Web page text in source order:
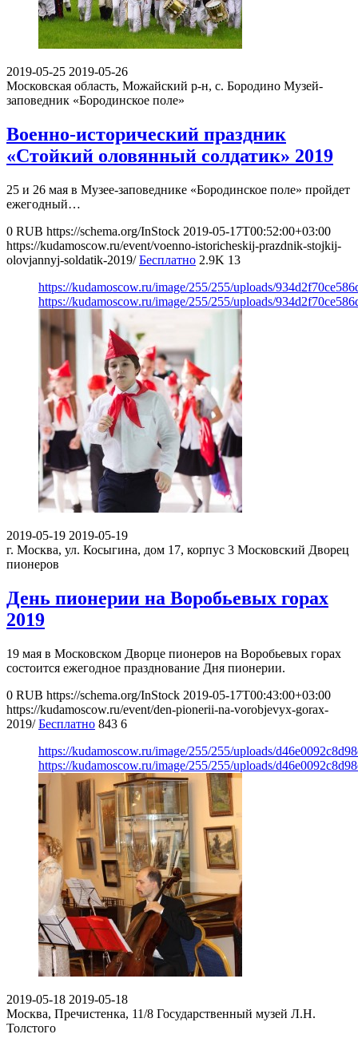
2019-05-25 2019-05-26
Московская область, Можайский р-н, с. Бородино Музей-
заповедник «Бородинское поле»
Военно-исторический праздник
«Стойкий оловянный солдатик» 2019
25 и 26 мая в Музее-заповеднике «Бородинское поле» пройдет
ежегодный…
0 RUB https://schema.org/InStock 2019-05-17T00:52:00+03:00
https://kudamoscow.ru/event/voenno-istoricheskij-prazdnik-stojkij-
olovjannyj-soldatik-2019/ Бесплатно 2.9K 13
https://kudamoscow.ru/image/255/255/uploads/
https://kudamoscow.ru/image/255/255/uploads/
2019-05-19 2019-05-19
г. Москва, ул. Косыгина, дом 17, корпус 3 Московский Дворец
пионеров
День пионерии на Воробьевых горах
2019
19 мая в Московском Дворце пионеров на Воробьевых горах
состоится ежегодное празднование Дня пионерии.
0 RUB https://schema.org/InStock 2019-05-17T00:43:00+03:00
https://kudamoscow.ru/event/den-pionerii-na-vorobjevyx-gorax-
2019/ Бесплатно 843 6
https://kudamoscow.ru/image/255/255/uploads/
https://kudamoscow.ru/image/255/255/uploads/
2019-05-18 2019-05-18
Москва, Пречистенка, 11/8 Государственный музей Л.Н.
Толстого